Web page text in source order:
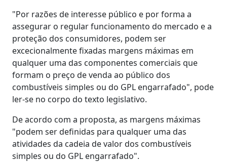
"Por razões de interesse público e por forma a
assegurar o regular funcionamento do mercado e a
proteção dos consumidores, podem ser
excecionalmente fixadas margens máximas em
qualquer uma das componentes comerciais que
formam o preço de venda ao público dos
combustíveis simples ou do GPL engarrafado", pode
ler-se no corpo do texto legislativo.
De acordo com a proposta, as margens máximas
"podem ser definidas para qualquer uma das
atividades da cadeia de valor dos combustíveis
simples ou do GPL engarrafado".